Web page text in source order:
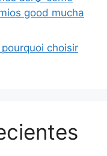
good mucha
choisir